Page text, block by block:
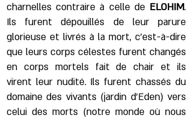
charnelles contraire à celle de ELOHIM.
Ils furent dépouillés de leur parure
glorieuse et livrés à la mort, c'est-à-dire
que leurs corps célestes furent changés
en corps mortels fait de chair et ils
virent leur nudité. Ils furent chassés du
domaine des vivants (jardin d'Eden) vers
celui des morts (notre monde où nous